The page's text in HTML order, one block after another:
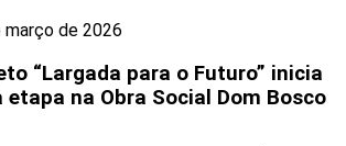
março de 2026
“Largada para o Futuro” inicia
etapa na Obra Social Dom Bosco